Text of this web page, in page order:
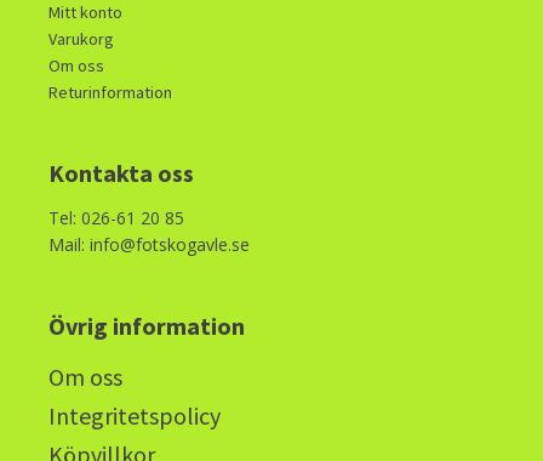
Mitt konto
Varukorg
Om oss
Returinformation
Kontakta oss
Tel: 026-61 20 85
Mail: info@fotskogavle.se
Övrig information
Om oss
Integritetspolicy
Köpvillkor